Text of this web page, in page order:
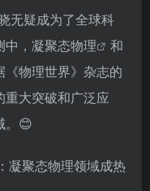
无疑成为了全球科
， 凝聚态物理
和
物理世界》杂志的
大突破和广泛应
。😊